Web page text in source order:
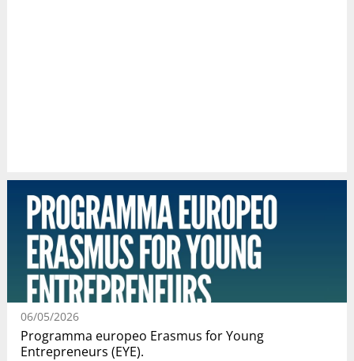
06/05/2026
Programma europeo Erasmus for Young
Entrepreneurs (EYE).